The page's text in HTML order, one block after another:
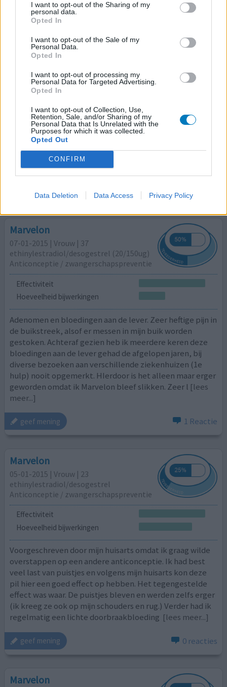
I want to opt-out of the Sharing of my
personal data.
Opted In
I want to opt-out of the Sale of my
Personal Data.
Opted In
I want to opt-out of processing my
Personal Data for Targeted Advertising.
Opted In
I want to opt-out of Collection, Use,
Retention, Sale, and/or Sharing of my
Personal Data that Is Unrelated with the
Purposes for which it was collected.
Opted Out
CONFIRM
Data Deletion Data Access Privacy Policy
Marvelon
17-01-2015 | Vrouw | 45
Niet in de lijst
Hoeveelheid bijwerkingen
altijd zeer zware menstruaties en dat gaf zulke dalingen
in mijn weerstand (heb een auto/immuunziekte) dat ik de
laatste jaren op huisartsenadvies de pil bijna constant
doorslik, met 3 x per jaar een stopweek. Nu had ik last van
mijn darmen, zere borsten, stemmingswisselingen, vaak
plassen, heel moe, ik werd steeds
geef mening 1 Reactie
Marvelon
07-01-2015 | Vrouw | 37
ethinylestradiol/desogestrel (20/150ug)
Anticonceptie / zwangerschapspreventie
Effectiviteit
Hoeveelheid bijwerkingen
Adenomen en bloedingen aan de lever. Zeer heftige pijn in
de buikstreek, alsof er messen in mijn buik worden
gestoken. Achteraf gezien heb ik meerdere keren deze
bloedingen aan de lever gehad de afgelopen jaren, bij
diverse bezoeken aan verschillende ziekenhuizen (1e
hulp) nooit opgemerkt. HIerdoor is het alleen maar erger
geworden omdat ik Marvelon bleef slikken. Zeer l [lees
meer...]
geef mening 1 Reactie
Marvelon
05-01-2015 | Vrouw | 23
ethinylestradiol/desogestrel
Anticonceptie / zwangerschapspreventie
Effectiviteit
Hoeveelheid bijwerkingen
Voorgeschreven door mijn huisarts omdat ik graag wilde
overstappen op een andere anticonceptie. Ik had best
veel last van puistjes en volgens mijn huisarts kon deze
pil hier een goed effect op hebben. Het tegengestelde
effect was waar. De puistjes bleven en werden zelfs erger
(ik kreeg ze ook op mijn schouders en rug.) Verder had ik
regelmatig een lichte doorbraakbloeding [lees meer...]
geef mening 0 reacties
Marvelon